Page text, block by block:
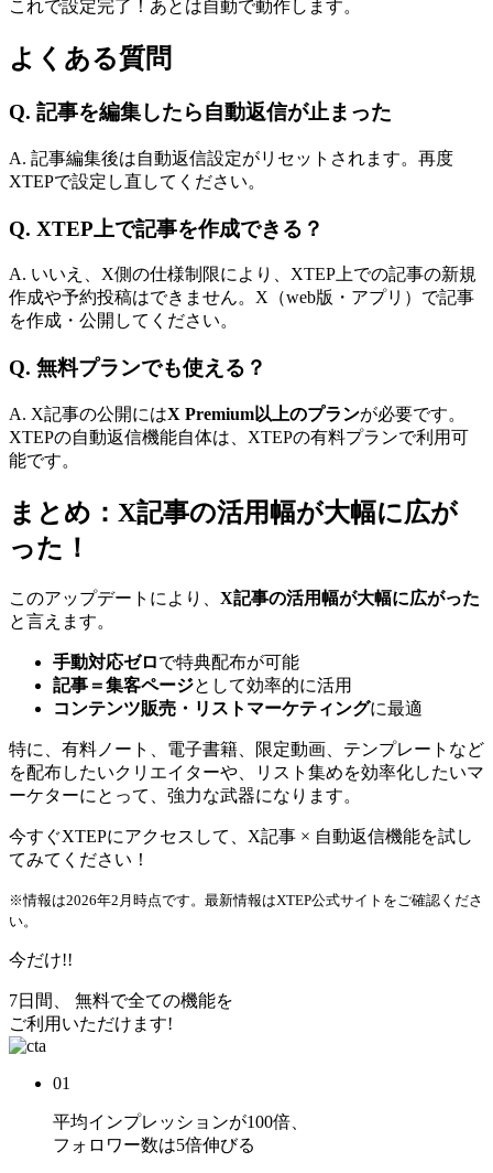
これで設定完了！あとは自動で動作します。
よくある質問
Q. 記事を編集したら自動返信が止まった
A. 記事編集後は自動返信設定がリセットされます。再度
XTEPで設定し直してください。
Q. XTEP上で記事を作成できる？
A. いいえ、X側の仕様制限により、XTEP上での記事の新規
作成や予約投稿はできません。X（web版・アプリ）で記事
を作成・公開してください。
Q. 無料プランでも使える？
A. X記事の公開にはX Premium以上のプランが必要です。
XTEPの自動返信機能自体は、XTEPの有料プランで利用可
能です。
まとめ：X記事の活用幅が大幅に広が
った！
このアップデートにより、 X記事の活用幅が大幅に広がった
と言えます。
手動対応ゼロで特典配布が可能
記事＝集客ページとして効率的に活用
コンテンツ販売・リストマーケティングに最適
特に、有料ノート、電子書籍、限定動画、テンプレートなど
を配布したいクリエイターや、リスト集めを効率化したいマ
ーケターにとって、強力な武器になります。
今すぐXTEPにアクセスして、X記事 × 自動返信機能を試し
てみてください！
※情報は2026年2月時点です。最新情報はXTEP公式サイトをご確認くださ
い。
今だけ!!
7日間、 無料で全ての機能を
ご利用いただけます!
01
平均インプレッションが100倍
フォロワー数は5倍伸びる